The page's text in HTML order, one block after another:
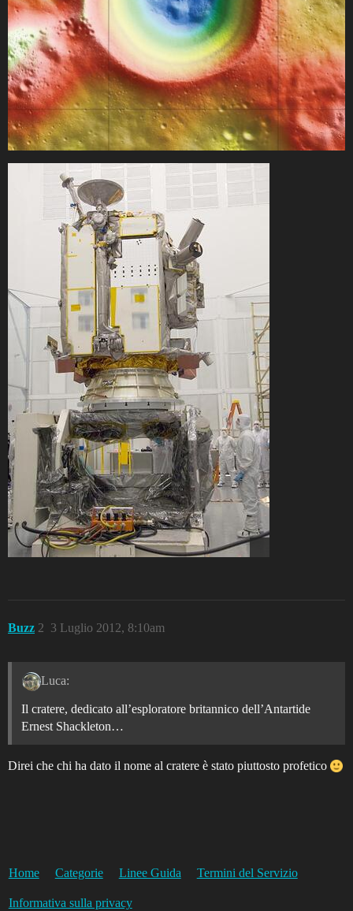
Buzz 3 Luglio 2012, 8:10am
2
Luca:
Il cratere, dedicato all’esploratore britannico dell’Antartide
Ernest Shackleton…
Direi che chi ha dato il nome al cratere è stato piuttosto profetico
Home Categorie Linee Guida Termini del Servizio
Informativa sulla privacy